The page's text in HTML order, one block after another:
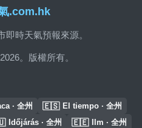
.com.hk
即時天氣預報來源。
。版權所有。
· 全州 🇪🇸 El tiempo · 全州
Időjárás · 全州 🇪🇪 Ilm · 全州